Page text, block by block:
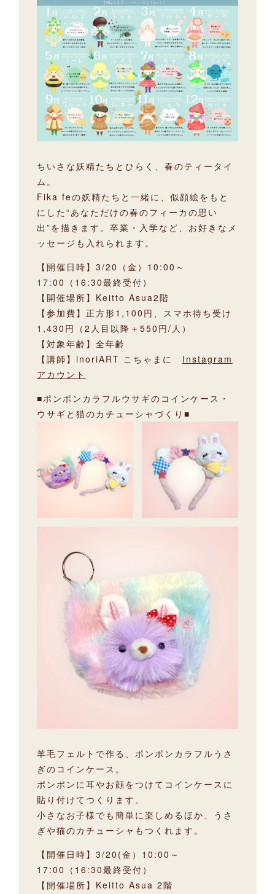
ちいさな妖精たちとひらく、春のティータイ
ム。
Fika feの妖精たちと一緒に、似顔絵をもと
にした“あなただけの春のフィーカの思い
出”を描きます。卒業・入学など、お好きなメ
ッセージも入れられます。
【開催日時】3/20（金）10:00～
17:00（16:30最終受付）
【開催場所】Keitto Asua2階
【参加費】正方形1,100円、スマホ待ち受け
1,430円（2人目以降＋550円/人）
【対象年齢】全年齢
【講師】inoriART こちゃまに Instagram
アカウント
■ポンポンカラフルウサギのコインケース・
ウサギと猫のカチューシャづくり■
羊毛フェルトで作る、ポンポンカラフルうさ
ぎのコインケース。
ポンポンに耳やお顔をつけてコインケースに
貼り付けてつくります。
小さなお子様でも簡単に楽しめるほか、うさ
ぎや猫のカチューシャもつくれます。
【開催日時】3/20(金）10:00～
17:00（16:30最終受付）
【開催場所】Keitto Asua 2階